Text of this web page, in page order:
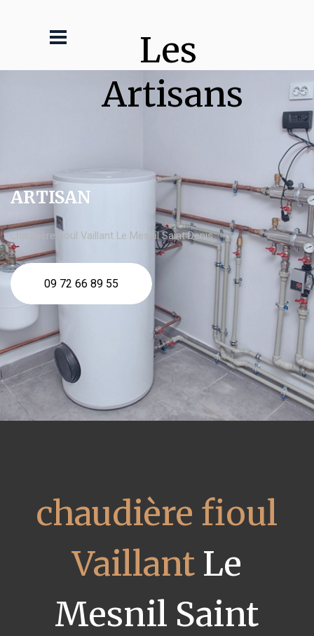
Les
Artisans
ARTISAN
chaudière fioul Vaillant Le Mesnil Saint Denis
09 72 66 89 55
chaudière fioul
VaillantLe
Mesnil Saint